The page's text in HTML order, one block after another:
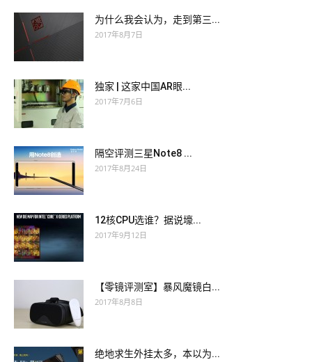
为什么我会认为，走到第三...
2017年8月7日
独家 | 这家中国AR眼...
2017年7月6日
隔空评测三星Note8 ...
2017年8月24日
12核CPU选谁？据说壕...
2017年9月12日
【零镜评测室】暴风魔镜白...
2017年8月8日
绝地求生外挂太多，本以为...